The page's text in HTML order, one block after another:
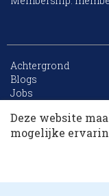
Achtergrond
Blogs
Jobs
Archief
Deze website
mogelijke
10
Korting op